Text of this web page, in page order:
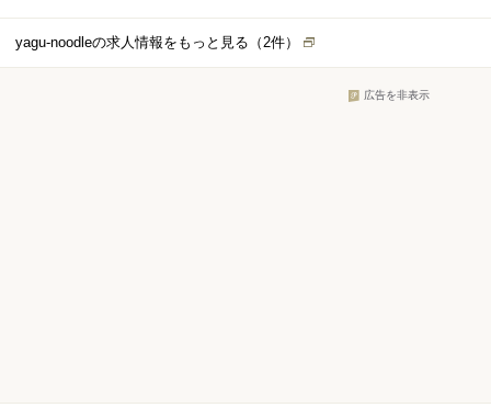
yagu-noodleの求人情報をもっと見る（2件）
広告を非表示